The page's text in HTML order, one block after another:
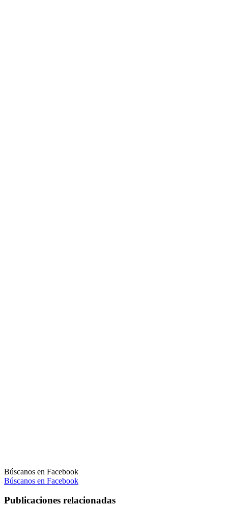
Búscanos en Facebook
Búscanos en Facebook
Publicaciones relacionadas